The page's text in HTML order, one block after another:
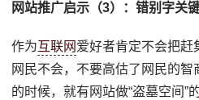
网站推广启示（3）：错别字关
作为互联网 爱好者肯定不会把赶
网民不会，不要高估了网民的
的时候，就有网站做“盗墓空间”